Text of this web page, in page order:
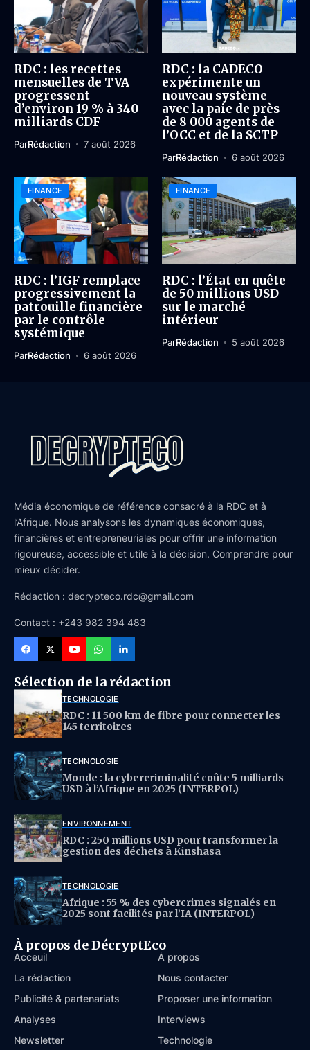
RDC : les recettes
mensuelles de TVA
progressent
d’environ 19 % à 340
milliards CDF
ParRédaction 7 août 2026
RDC : la CADECO
expérimente un
nouveau système
avec la paie de près
de 8 000 agents de
l’OCC et de la SCTP
ParRédaction 6 août 2026
FINANCE
RDC : l’IGF remplace
progressivement la
patrouille financière
par le contrôle
systémique
ParRédaction 6 août 2026
FINANCE
RDC : l’État en quête
de 50 millions USD
sur le marché
intérieur
ParRédaction 5 août 2026
Média économique de référence consacré à la RDC et à
l’Afrique. Nous analysons les dynamiques économiques,
financières et entrepreneuriales pour offrir une information
rigoureuse, accessible et utile à la décision. Comprendre pour
mieux décider.
Rédaction : decrypteco.rdc@gmail.com
Contact : +243 982 394 483
Sélection de la rédaction
TECHNOLOGIE
RDC : 11 500 km de fibre pour connecter les
145 territoires
TECHNOLOGIE
Monde : la cybercriminalité coûte 5 milliards
USD à l’Afrique en 2025 (INTERPOL)
ENVIRONNEMENT
RDC : 250 millions USD pour transformer la
gestion des déchets à Kinshasa
TECHNOLOGIE
Afrique : 55 % des cybercrimes signalés en
2025 sont facilités par l’IA (INTERPOL)
À propos de DécryptEco
Acceuil
À propos
La rédaction
Nous contacter
Publicité & partenariats
Proposer une information
Analyses
Interviews
Newsletter
Technologie